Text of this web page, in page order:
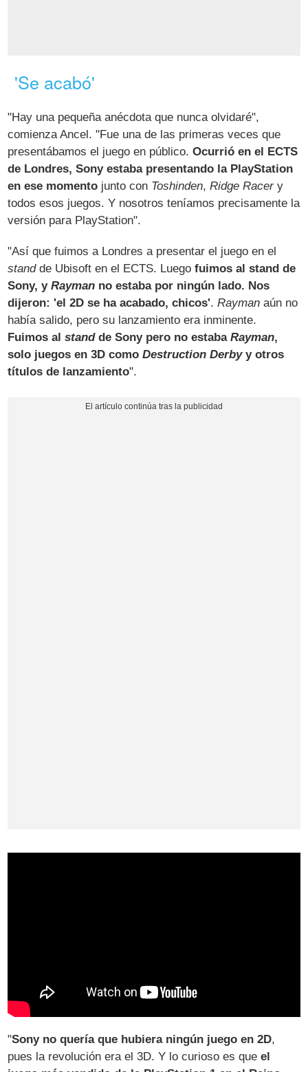
'Se acabó'
"Hay una pequeña anécdota que nunca olvidaré",
comienza Ancel. "Fue una de las primeras veces que
presentábamos el juego en público.Ocurrió en el ECTS
de Londres, Sony estaba presentando la PlayStation
en ese momento junto con Toshinden,Ridge Racery
todos esos juegos. Y nosotros teníamos precisamente la
versión para PlayStation".
"Así que fuimos a Londres a presentar el juego en el
standde Ubisoft en el ECTS. Luegofuimos al stand de
Sony, yRayman no estaba por ningún lado. Nos
dijeron: 'el 2D se ha acabado, chicos'.Rayman aún no
había salido, pero su lanzamiento era inminente.
Fuimos alstandde Sony pero no estabaRayman,
solo juegos en 3D comoDestruction Derbyy otros
títulos de lanzamiento".
"Sony no quería que hubiera ningún juego en 2D,
pues la revolución era el 3D. Y lo curioso es queel